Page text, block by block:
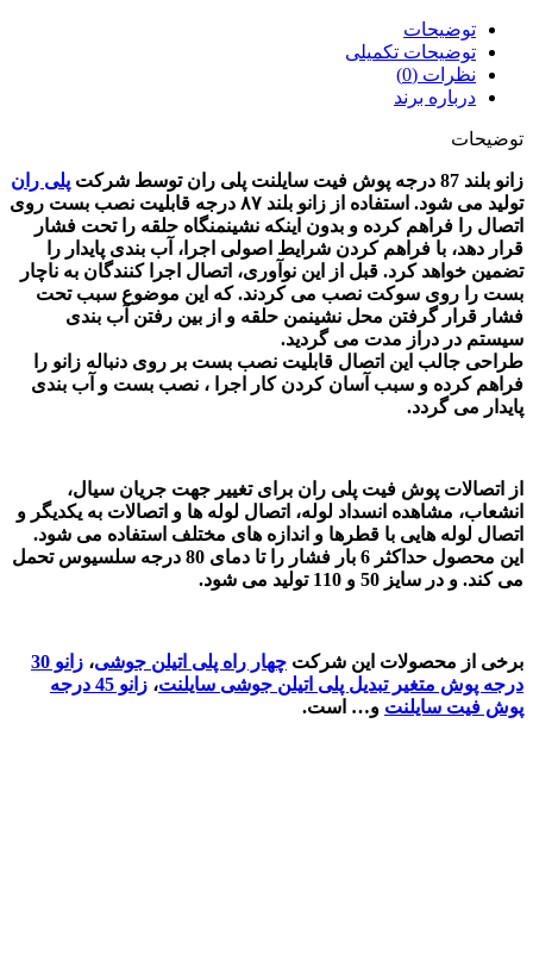
توضیحات
توضیحات تکمیلی
نظرات (0)
درباره برند
توضیحات
زانو بلند 87 درجه پوش فیت سایلنت پلی ران توسط شرکت
پلی ران
تولید می شود. استفاده از زانو بلند ۸۷ درجه
قابلیت نصب بست روی
اتصال را فراهم کرده و بدون اینکه نشینمنگاه حلقه را تحت فشار
قرار دهد، با فراهم کردن شرایط اصولی اجرا، آب بندی پایدار را
تضمین خواهد کرد. قبل از این نوآوری، اتصال اجرا کنندگان به ناچار
بست را روی سوکت نصب می کردند. که این موضوع سبب تحت
فشار قرار گرفتن محل نشینمن حلقه و از بین رفتن آب بندی
سیستم در دراز مدت می گردید.
طراحی جالب این اتصال قابلیت نصب بست بر روی دنباله زانو را
فراهم کرده و سبب آسان کردن کار اجرا ، نصب بست و آب بندی
پایدار می گردد.
از اتصالات پوش فیت پلی ران برای تغییر جهت جریان سیال،
انشعاب، مشاهده انسداد لوله، اتصال لوله ها و اتصالات به یکدیگر و
اتصال لوله هایی با قطرها و اندازه های مختلف استفاده می شود.
این محصول حداکثر 6 بار فشار را تا دمای 80 درجه سلسیوس تحمل
می کند. و در سایز 50 و 110 تولید می شود.
برخی از محصولات این شرکت چهار راه پلی اتیلن جوشی،
زانو 30
درجه پوش متغیر تبدیل پلی اتیلن جوشی سایلنت،
زانو 45 درجه
پوش فیت سایلنت و… است.